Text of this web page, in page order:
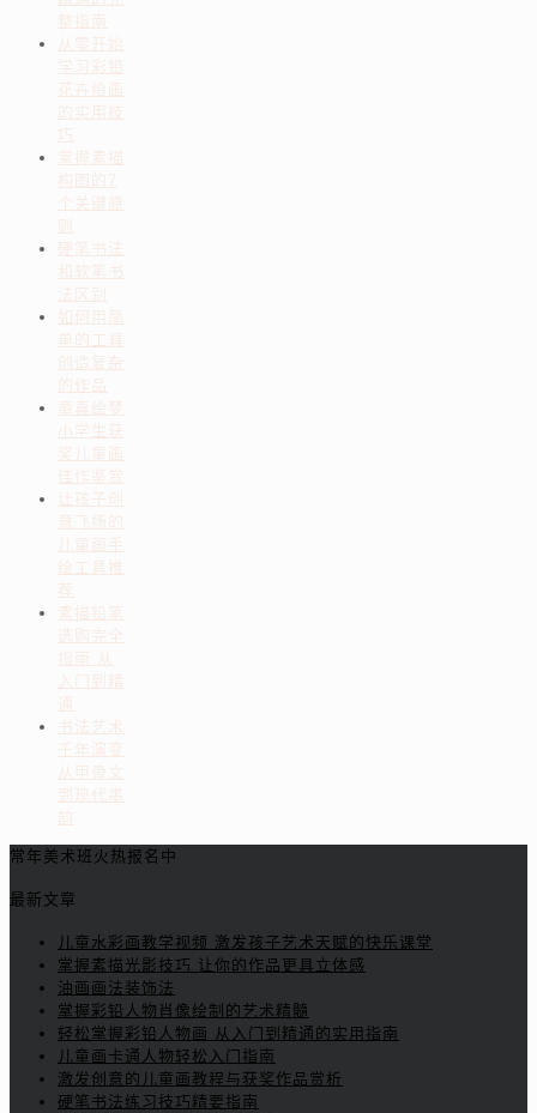
整指南
从零开始
学习彩铅
花卉绘画
的实用技
巧
掌握素描
构图的7
个关键原
硬笔书法
和软笔书
法区别
如何用简
单的工具
创造复杂
的作品
童真绘梦
小学生获
奖儿童画
佳作鉴赏
让孩子创
意飞扬的
儿童画手
绘工具推
荐
素描铅笔
选购完全
指南 从
入门到精
通
书法艺术
千年演变
从甲骨文
到现代墨
韵
常年美术班火热报名中
最新文章
儿童水彩画教学视频 激发孩子艺术天赋的快乐课堂
掌握素描光影技巧 让你的作品更具立体感
油画画法装饰法
掌握彩铅人物肖像绘制的艺术精髓
轻松掌握彩铅人物画 从入门到精通的实用指南
儿童画卡通人物轻松入门指南
激发创意的儿童画教程与获奖作品赏析
硬笔书法练习技巧精要指南